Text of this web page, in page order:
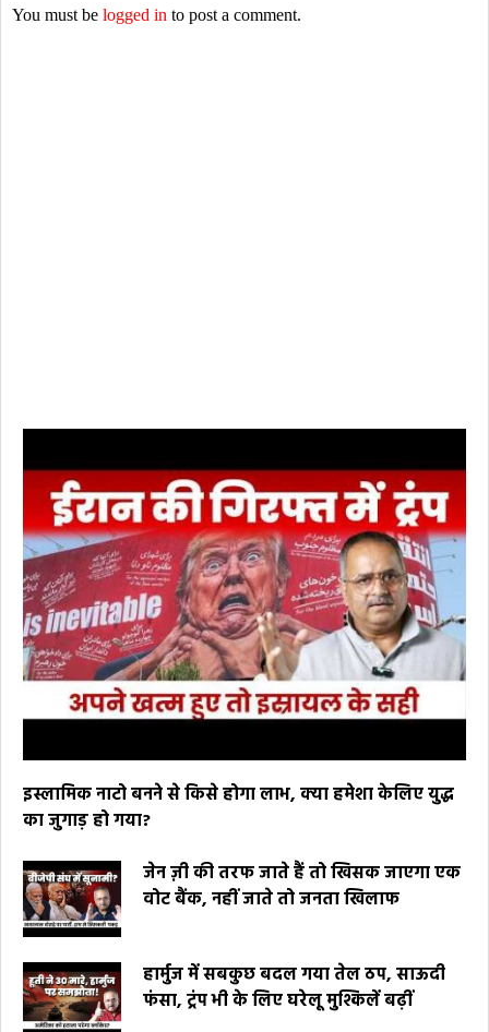
You must be logged in to post a comment.
इस्लामिक नाटो बनने से किसे होगा लाभ, क्या हमेशा केलिए युद्ध
का जुगाड़ हो गया?
जेन ज़ी की तरफ जाते हैं तो खिसक जाएगा एक
वोट बैंक, नहीं जाते तो जनता खिलाफ
हार्मुज में सबकुछ बदल गया तेल ठप, साऊदी
फंसा, ट्रंप भी के लिए घरेलू मुश्किलें बढ़ीं